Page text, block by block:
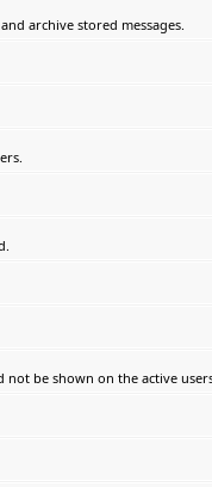
archive stored messages.
be shown on the active